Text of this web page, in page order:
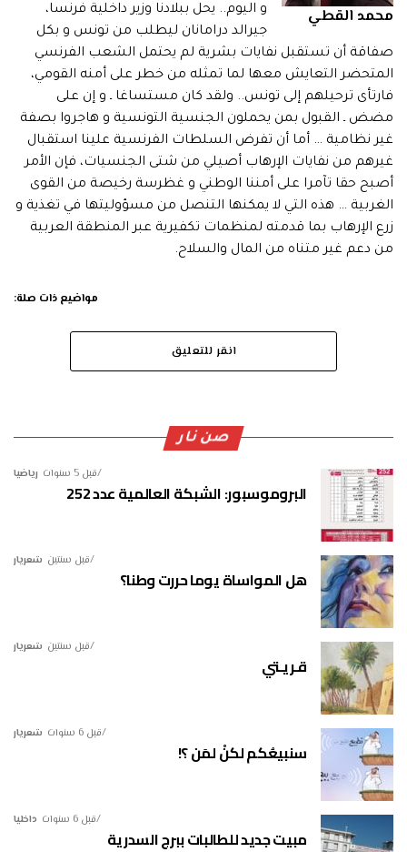
محمد القطي
و اليوم.. يحل ببلادنا وزير داخلية فرنسا،
جيرالد درامانان ليطلب من تونس و بكل
صفاقة أن تستقبل نفايات بشرية لم يحتمل الشعب الفرنسي
المتحضر التعايش معها لما تمثله من خطر على أمنه القومي،
فارتأى ترحيلهم إلى تونس.. ولقد كان مستساغا ـ و إن على
مضض ـ القبول بمن يحملون الجنسية التونسية و هاجروا بصفة
غير نظامية … أما أن تفرض السلطات الفرنسية علينا استقبال
غيرهم من نفايات الإرهاب أصيلي من شتى الجنسيات، فإن الأمر
أصبح حقا تآمرا على أمننا الوطني و غظرسة رخيصة من القوى
الغربية … هذه التي لا يمكنها التنصل من مسؤوليتها في تغذية و
زرع الإرهاب بما قدمته لمنظمات تكفيرية عبر المنطقة العربية
من دعم غير متناه من المال والسلاح.
مواضيع ذات صلة:
انقر للتعليق
صن نار
رياضيا قبل 5 سنوات
البروموسبور: الشبكة العالمية عدد 252
شعريار قبل سنتين
هل المواساة يوما حررت وطنا؟
شعريار قبل سنتين
قـريـتي
شعريار قبل 6 سنوات
سنبيعُكم لكنْ لمَن ؟!
داخليا قبل 6 سنوات
مبيت جديد للطالبات ببرج السدرية